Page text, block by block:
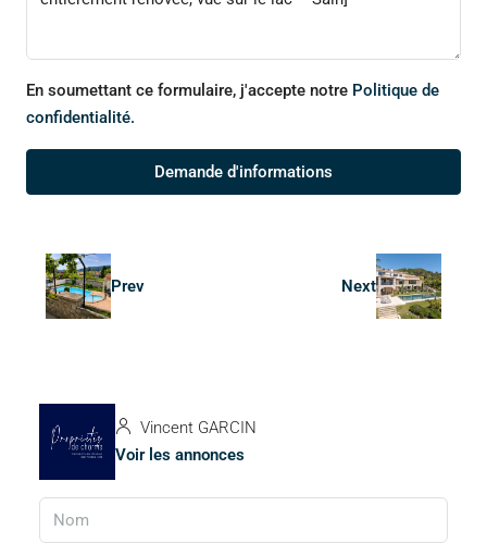
En soumettant ce formulaire, j'accepte notre Politique de
confidentialité.
Demande d'informations
Prev Next
Vincent GARCIN
Voir les annonces